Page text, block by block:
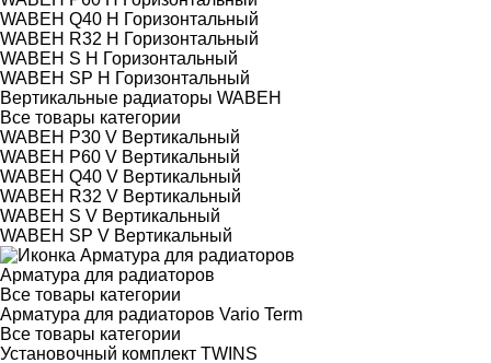
WABEH Q40 H Горизонтальный
WABEH R32 H Горизонтальный
WABEH S H Горизонтальный
WABEH SP H Горизонтальный
Вертикальные радиаторы WABEH
Все товары категории
WABEH P30 V Вертикальный
WABEH P60 V Вертикальный
WABEH Q40 V Вертикальный
WABEH R32 V Вертикальный
WABEH S V Вертикальный
WABEH SP V Вертикальный
Арматура для радиаторов
Все товары категории
Арматура для радиаторов Vario Term
Все товары категории
Установочный комплект TWINS